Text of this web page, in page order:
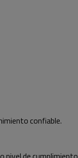
confiable.